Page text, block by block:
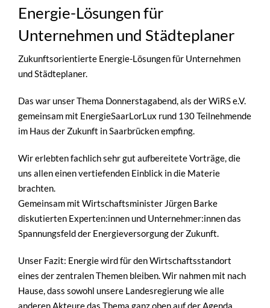
Energie-Lösungen für
Unternehmen und Städteplaner
Zukunftsorientierte Energie-Lösungen für Unternehmen
und Städteplaner.
Das war unser Thema Donnerstagabend, als der WiRS e.V.
gemeinsam mit EnergieSaarLorLux rund 130 Teilnehmende
im Haus der Zukunft in Saarbrücken empfing.
Wir erlebten fachlich sehr gut aufbereitete Vorträge, die
uns allen einen vertiefenden Einblick in die Materie
brachten.
Gemeinsam mit Wirtschaftsminister Jürgen Barke
diskutierten Experten:innen und Unternehmer:innen das
Spannungsfeld der Energieversorgung der Zukunft.
Unser Fazit: Energie wird für den Wirtschaftsstandort
eines der zentralen Themen bleiben. Wir nahmen mit nach
Hause, dass sowohl unsere Landesregierung wie alle
anderen Akteure das Thema ganz oben auf der Agenda